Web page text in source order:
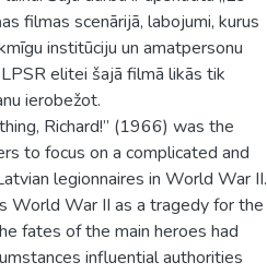
filmas scenārijā, labojumi, kurus
institūciju un amatpersonu
elitei šajā filmā likās tik
ierobežot.
Richard!” (1966) was the
to focus on a complicated and
legionnaires in World War II.
World War II as a tragedy for the
fates of the main heroes had
influential authorities